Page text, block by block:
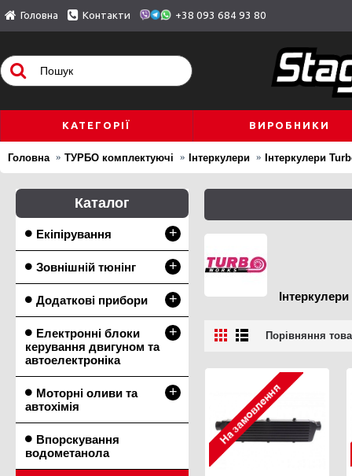
Головна Контакти +38 093 684 93 80
КАТЕГОРІЇ ВИРОБНИКИ
Головна ТУРБО комплектуючі Інтеркулери Інтеркулери
Каталог
Екіпірування +
Зовнішній тюнінг +
Додаткові прибори +
Електронні блоки
керування двигуном та
автоелектроніка
+
Моторні оливи та
автохімія
+
Впорскування
водометанола
Порівняння